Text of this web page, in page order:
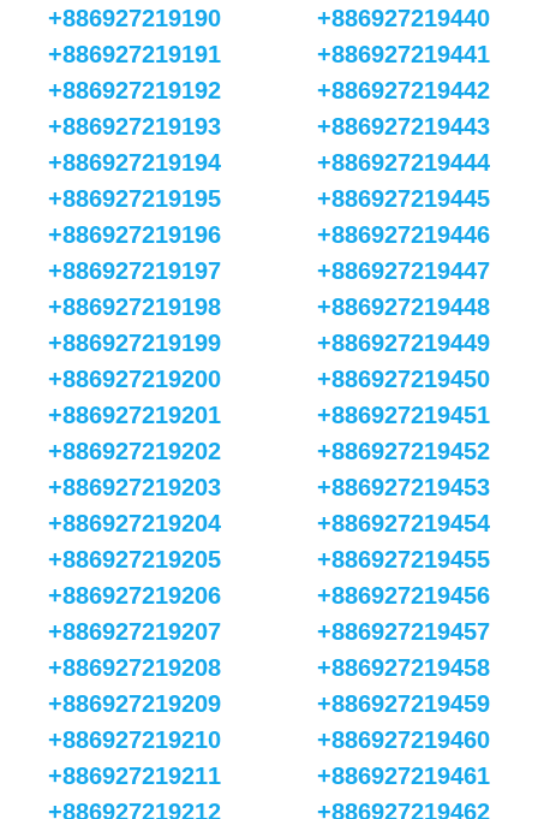
+886927219190
+886927219191
+886927219192
+886927219193
+886927219194
+886927219195
+886927219196
+886927219197
+886927219198
+886927219199
+886927219200
+886927219201
+886927219202
+886927219203
+886927219204
+886927219205
+886927219206
+886927219207
+886927219208
+886927219209
+886927219210
+886927219211
+886927219212
+886927219440
+886927219441
+886927219442
+886927219443
+886927219444
+886927219445
+886927219446
+886927219447
+886927219448
+886927219449
+886927219450
+886927219451
+886927219452
+886927219453
+886927219454
+886927219455
+886927219456
+886927219457
+886927219458
+886927219459
+886927219460
+886927219461
+886927219462